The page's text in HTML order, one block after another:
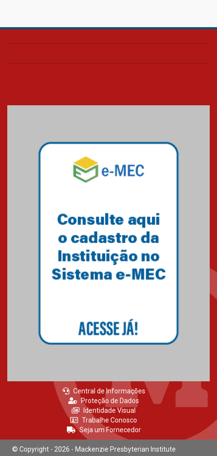
Central de Informações
Proteção de Dados
Identidade Visual
Trabalhe Conosco
Seja um Fornecedor
© Copyright - 2026 - Mackenzie Presbyterian Institute